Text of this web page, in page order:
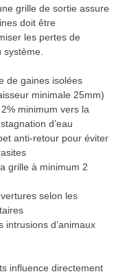
grille de sortie assure
doit être
les pertes de
de gaines isolées
minimale 25mm)
minimum vers la
d’eau
anti-retour pour éviter
grille à minimum 2
selon les
intrusions d’animaux
influence directement